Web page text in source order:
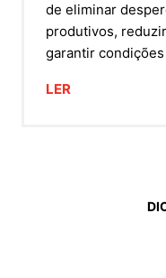
de eliminar
produtivos,
garantir
LER